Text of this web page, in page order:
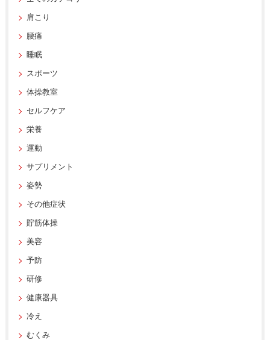
肩こり
腰痛
睡眠
スポーツ
体操教室
セルフケア
栄養
運動
サプリメント
姿勢
その他症状
貯筋体操
美容
予防
研修
健康器具
冷え
むくみ